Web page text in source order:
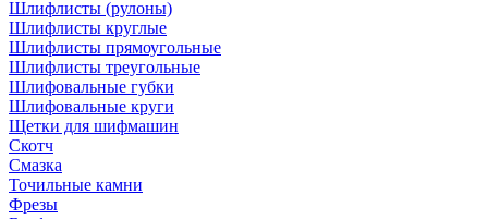
Шлифлисты (рулоны)
Шлифлисты круглые
Шлифлисты прямоугольные
Шлифлисты треугольные
Шлифовальные губки
Шлифовальные круги
Щетки для шифмашин
Скотч
Смазка
Точильные камни
Фрезы